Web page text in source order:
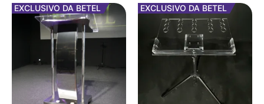
EXCLUSIVO DA BETEL EXCLUSIVO DA BETEL